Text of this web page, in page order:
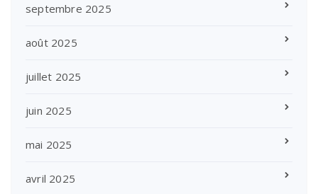
septembre 2025
août 2025
juillet 2025
juin 2025
mai 2025
avril 2025